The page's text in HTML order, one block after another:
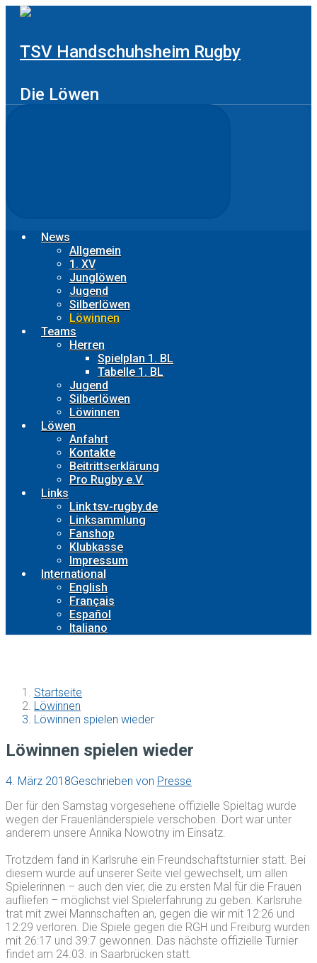
Zum
TSV Handschuhsheim Rugby
Die Löwen
News
Allgemein
1. XV
Junglöwen
Jugend
Silberlöwen
Löwinnen
Teams
Herren
Spielplan 1. BL
Tabelle 1. BL
Jugend
Silberlöwen
Löwinnen
Löwen
Anfahrt
Kontakte
Beitrittserklärung
Pro Rugby e.V.
Links
Link tsv-rugby.de
Linksammlung
Fanshop
Klubkasse
Impressum
International
English
Français
Español
Italiano
Startseite
Löwinnen
Löwinnen spielen wieder
Löwinnen spielen wieder
4. März 2018Geschrieben von Presse
Der für den Samstag vorgesehene offizielle Spieltag wurde
wegen der Frauenländerspiele verschoben. Dort war unter
anderem unsere Annika Nowotny im Einsatz.
Trotzdem fand in Karlsruhe ein Freundschaftsturnier statt. Bei
diesem wurde auf unserer Seite viel gewechselt, um allen
Spielerinnen – auch den vier, die zu ersten Mal für die Frauen
aufliefen – möglichst viel Spielerfahrung zu geben. Karlsruhe
trat mit zwei Mannschaften an, gegen die wir mit 12:26 und
12:29 verloren. Die Spiele gegen die RGH und Freiburg wurden
mit 26:17 und 39:7 gewonnen. Das nächste offizielle Turnier
findet am 24.03. in Saarbrücken statt.